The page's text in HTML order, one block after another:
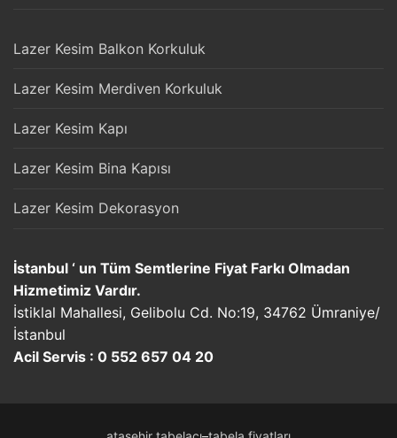
Lazer Kesim Balkon Korkuluk
Lazer Kesim Merdiven Korkuluk
Lazer Kesim Kapı
Lazer Kesim Bina Kapısı
Lazer Kesim Dekorasyon
İstanbul ‘ un Tüm Semtlerine Fiyat Farkı Olmadan
Hizmetimiz Vardır.
İstiklal Mahallesi, Gelibolu Cd. No:19, 34762 Ümraniye/
İstanbul
Acil Servis : 0 552 657 04 20